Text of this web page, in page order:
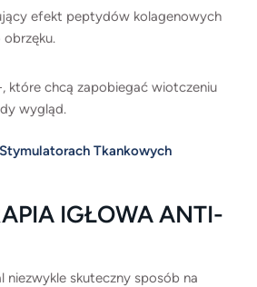
efekt peptydów kolagenowych
które chcą zapobiegać wiotczeniu
wygląd.
Stymulatorach Tkankowych
IGŁOWA ANTI-
niezwykle skuteczny sposób na